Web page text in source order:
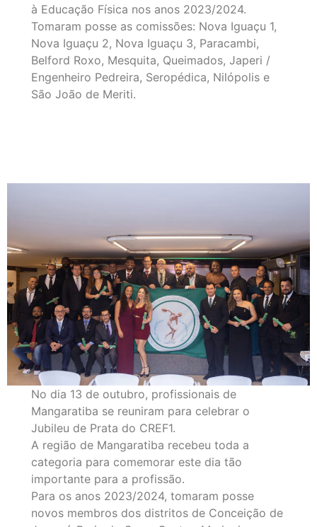
à Educação Física nos anos 2023/2024.
Tomaram posse as comissões: Nova Iguaçu 1,
Nova Iguaçu 2, Nova Iguaçu 3, Paracambi,
Belford Roxo, Mesquita, Queimados, Japeri /
Engenheiro Pedreira, Seropédica, Nilópolis e
São João de Meriti.
No dia 13 de outubro, profissionais de
Mangaratiba se reuniram para celebrar o
Jubileu de Prata do CREF1.
A região de Mangaratiba recebeu toda a
categoria para comemorar este dia tão
importante para a profissão.
Para os anos 2023/2024, tomaram posse
novos membros dos distritos de Conceição de